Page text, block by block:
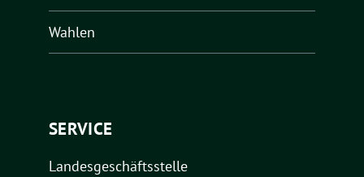
Wahlen
SERVICE
Landesgeschäftsstelle